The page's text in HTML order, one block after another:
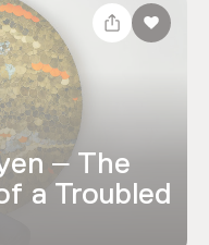
– The
a Troubled